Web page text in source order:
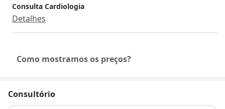
Consulta Cardiologia
Detalhes
Como mostramos os preços?
Consultório